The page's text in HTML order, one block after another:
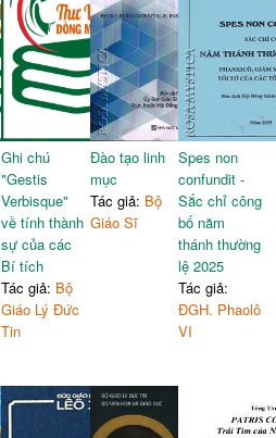
Ghi chú
"Gestis
Verbisque"
về tính thành
sự của các
Bí tích
Tác giả: Bộ
Giáo Lý Đức
Tin
Đào tạo linh
mục
Tác giả: Bộ
Giáo Sĩ
Spes non
confundit -
Sắc chỉ công
bố năm
thánh thường
lệ 2025
Tác giả:
ĐGH. Phaolô
VI